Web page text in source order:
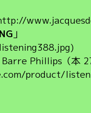
」
Phillips（本
product/